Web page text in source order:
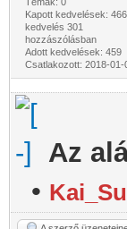
Kapott kedvelések: 466
kedvelés 301
hozzászólásban
Adott kedvelések: 459
Csatlakozott: 2018-01-
Az
•